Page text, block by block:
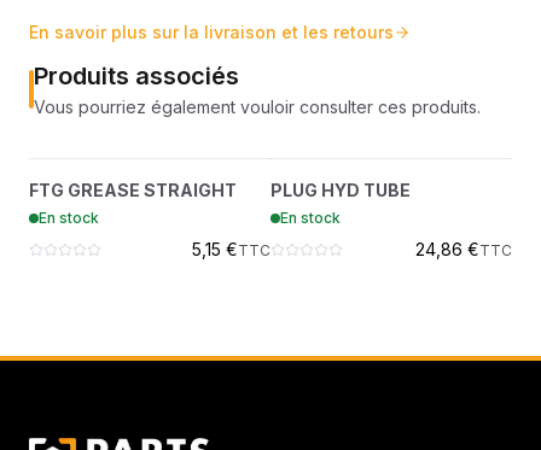
En savoir plus sur la livraison et les retours
Produits associés
Vous pourriez également vouloir consulter ces produits.
?
10H25
FTG GREASE STRAIGHT
En stock
5,15 €TTC
?
6812170
PLUG HYD TUBE
En stock
24,86 €TTC